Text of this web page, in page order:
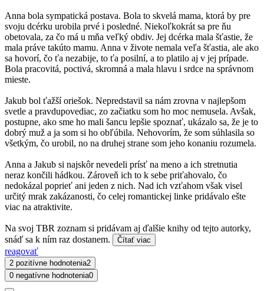
Anna bola sympatická postava. Bola to skvelá mama, ktorá by pre
svoju dcérku urobila prvé i posledné. Niekoľkokrát sa pre ňu
obetovala, za čo má u mňa veľký obdiv. Jej dcérka mala šťastie, že
mala práve takúto mamu. Anna v živote nemala veľa šťastia, ale ako
sa hovorí, čo ťa nezabije, to ťa posilní, a to platilo aj v jej prípade.
Bola pracovitá, poctivá, skromná a mala hlavu i srdce na správnom
mieste.
Jakub bol ťažší oriešok. Nepredstavil sa nám zrovna v najlepšom
svetle a pravdupovediac, zo začiatku som ho moc nemusela. Avšak,
postupne, ako sme ho mali šancu lepšie spoznať, ukázalo sa, že je to
dobrý muž a ja som si ho obľúbila. Nehovorím, že som súhlasila so
všetkým, čo urobil, no na druhej strane som jeho konaniu rozumela.
Anna a Jakub si najskôr nevedeli prísť na meno a ich stretnutia
neraz končili hádkou. Zároveň ich to k sebe priťahovalo, čo
nedokázal poprieť ani jeden z nich. Nad ich vzťahom však visel
určitý mrak zakázanosti, čo celej romantickej linke pridávalo ešte
viac na atraktivite.
Na svoj TBR zoznam si pridávam aj ďalšie knihy od tejto autorky,
snáď sa k ním raz dostanem.
Čítať viac
reagovať
2 pozitívne hodnotenia2
0 negatívne hodnotenia0